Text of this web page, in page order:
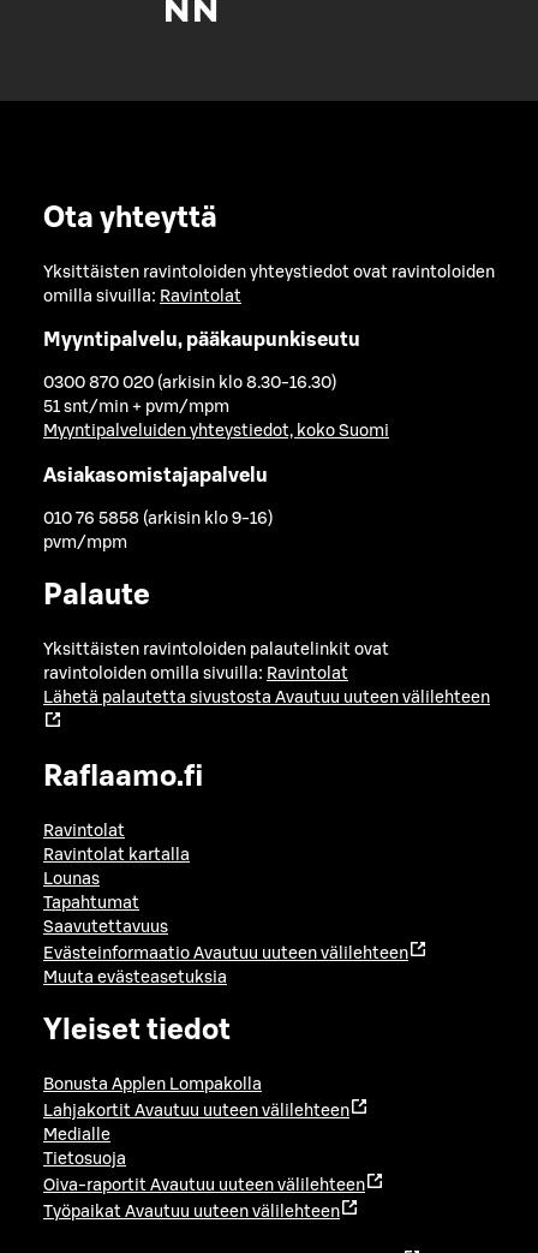
Ota yhteyttä
Yksittäisten ravintoloiden yhteystiedot ovat ravintoloiden
omilla sivuilla: Ravintolat
Myyntipalvelu, pääkaupunkiseutu
0300 870 020 (arkisin klo 8.30-16.30)
51 snt/min + pvm/mpm
Myyntipalveluiden yhteystiedot, koko Suomi
Asiakasomistajapalvelu
010 76 5858 (arkisin klo 9-16)
pvm/mpm
Palaute
Yksittäisten ravintoloiden palautelinkit ovat
ravintoloiden omilla sivuilla: Ravintolat
Lähetä palautetta sivustosta Avautuu uuteen välilehteen
Raflaamo.fi
Ravintolat
Ravintolat kartalla
Lounas
Tapahtumat
Saavutettavuus
Evästeinformaatio Avautuu uuteen välilehteen
Muuta evästeasetuksia
Yleiset tiedot
Bonusta Applen Lompakolla
Lahjakortit Avautuu uuteen välilehteen
Medialle
Tietosuoja
Oiva-raportit Avautuu uuteen välilehteen
Työpaikat Avautuu uuteen välilehteen